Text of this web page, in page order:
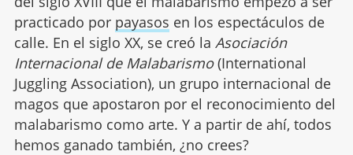
practicado por payasos en los espectáculos de
calle. En el siglo XX, se creó la Asociación
Internacional de Malabarismo(International
Juggling Association), un grupo internacional de
magos que apostaron por el reconocimiento del
malabarismo como arte. Y a partir de ahí, todos
hemos ganado también, ¿no crees?